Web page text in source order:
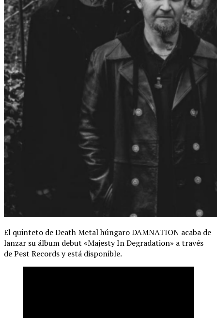
El quinteto de Death Metal húngaro DAMNATION acaba de
lanzar su álbum debut «Majesty In Degradation» a través
de Pest Records y está disponible.